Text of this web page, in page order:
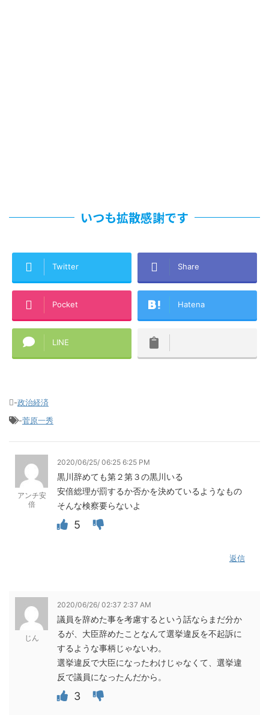
いつも拡散感謝です
Twitter Share
Pocket Hatena
LINE
-政治経済
-菅原一秀
アンチ安
倍
2020/06/25/ 06:25 6:25 PM
黒川辞めても第２第３の黒川いる
安倍総理が罰するか否かを決めているようなもの
そんな検察要らないよ
5
返信
じん
2020/06/26/ 02:37 2:37 AM
議員を辞めた事を考慮するという話ならまだ分か
るが、大臣辞めたことなんて選挙違反を不起訴に
するような事柄じゃないわ。
選挙違反で大臣になったわけじゃなくて、選挙違
反で議員になったんだから。
3